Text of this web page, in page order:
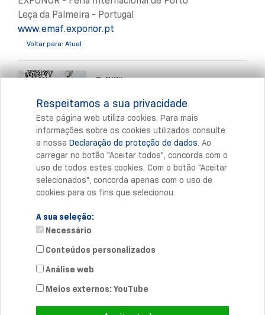
Leça da Palmeira - Portugal
www.emaf.exponor.pt
Voltar para: Atual
Imprimir
Contacto diretoe
Telefone: +351 308 800 933
Respeitamos a sua privacidade
Este página web utiliza cookies. Para mais
informações sobre os cookies utilizados consulte
a nossa Declaração de proteção de dados. Ao
carregar no botão "Aceitar todos", concorda com o
uso de todos estes cookies. Com o botão "Aceitar
selecionados", concorda apenas com o uso de
cookies para os fins que selecionou.
A sua seleção:
Necessário
Conteúdos personalizados
Análise web
Meios externos: YouTube